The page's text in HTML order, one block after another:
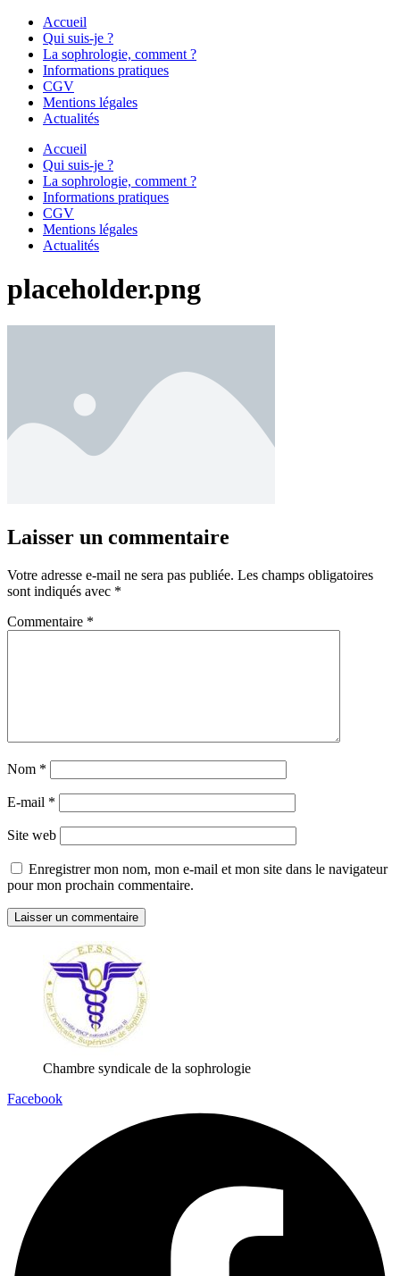
Accueil
Qui suis-je ?
La sophrologie, comment ?
Informations pratiques
CGV
Mentions légales
Actualités
Accueil
Qui suis-je ?
La sophrologie, comment ?
Informations pratiques
CGV
Mentions légales
Actualités
placeholder.png
Laisser un commentaire
Votre adresse e-mail ne sera pas publiée. Les champs obligatoires
sont indiqués avec *
Commentaire *
Nom *
E-mail *
Site web
Enregistrer mon nom, mon e-mail et mon site dans le navigateur
pour mon prochain commentaire.
Chambre syndicale de la sophrologie
Facebook